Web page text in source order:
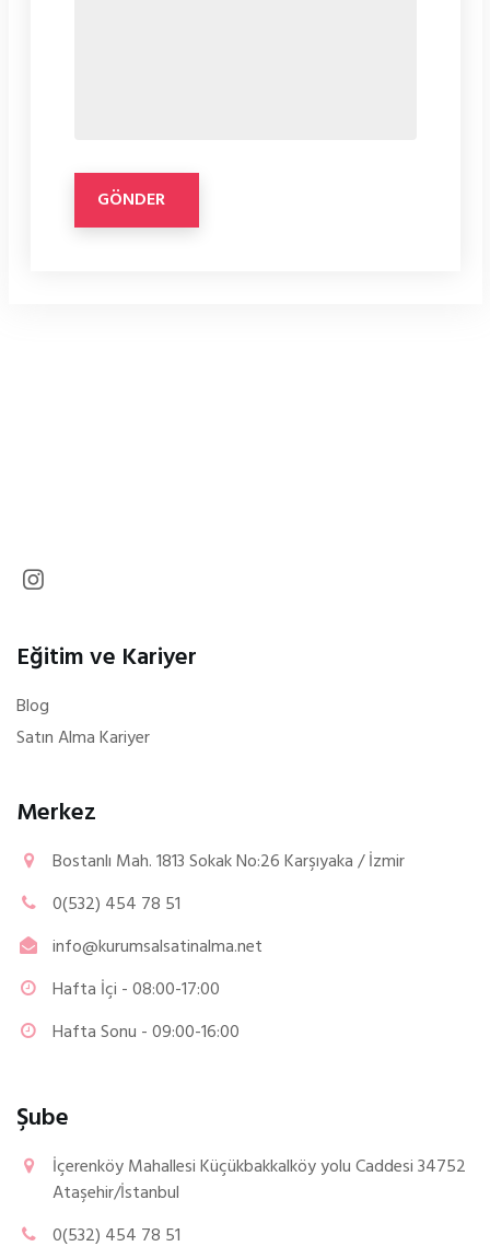
GÖNDER
Eğitim ve Kariyer
Blog
Satın Alma Kariyer
Merkez
Bostanlı Mah. 1813 Sokak No:26 Karşıyaka / İzmir
0(532) 454 78 51
info@kurumsalsatinalma.net
Hafta İçi - 08:00-17:00
Hafta Sonu - 09:00-16:00
Şube
İçerenköy Mahallesi Küçükbakkalköy yolu Caddesi 34752
Ataşehir/İstanbul
0(532) 454 78 51